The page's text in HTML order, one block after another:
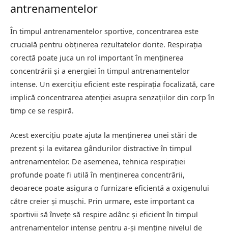
antrenamentelor
În timpul antrenamentelor sportive, concentrarea este
crucială pentru obținerea rezultatelor dorite. Respirația
corectă poate juca un rol important în menținerea
concentrării și a energiei în timpul antrenamentelor
intense. Un exercițiu eficient este respirația focalizată, care
implică concentrarea atenției asupra senzațiilor din corp în
timp ce se respiră.
Acest exercițiu poate ajuta la menținerea unei stări de
prezent și la evitarea gândurilor distractive în timpul
antrenamentelor. De asemenea, tehnica respirației
profunde poate fi utilă în menținerea concentrării,
deoarece poate asigura o furnizare eficientă a oxigenului
către creier și mușchi. Prin urmare, este important ca
sportivii să învețe să respire adânc și eficient în timpul
antrenamentelor intense pentru a-și menține nivelul de